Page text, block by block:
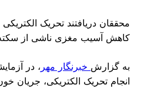
محققان دریافتند تحریک
کاهش آسیب مغزی ناشی از
به گزارش خبرنگار مهر ، در
انجام تحریک الکتریکی، جریان